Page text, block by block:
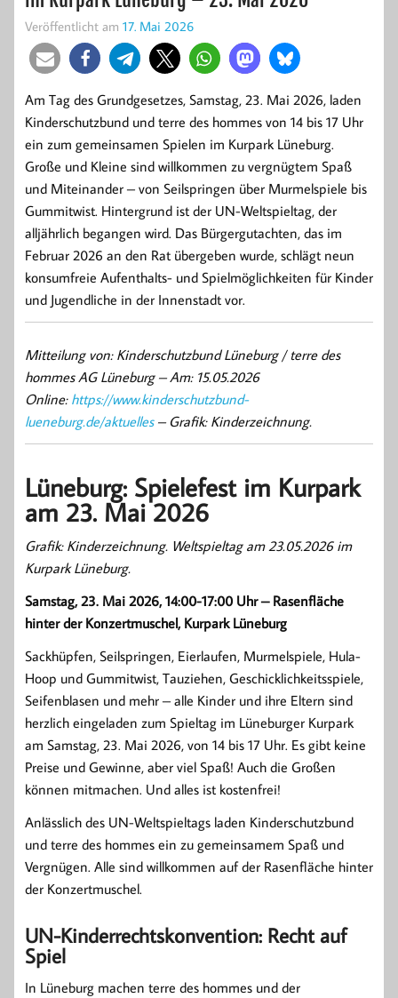
Veröffentlicht am 17. Mai 2026
Am Tag des Grundgesetzes, Samstag, 23. Mai 2026, laden
Kinderschutzbund und terre des hommes von 14 bis 17 Uhr
ein zum gemeinsamen Spielen im Kurpark Lüneburg.
Große und Kleine sind willkommen zu vergnügtem Spaß
und Miteinander – von Seilspringen über Murmelspiele bis
Gummitwist. Hintergrund ist der UN-Weltspieltag, der
alljährlich begangen wird. Das Bürgergutachten, das im
Februar 2026 an den Rat übergeben wurde, schlägt neun
konsumfreie Aufenthalts- und Spielmöglichkeiten für Kinder
und Jugendliche in der Innenstadt vor.
Mitteilung von: Kinderschutzbund Lüneburg / terre des
hommes AG Lüneburg –Am: 15.05.2026
Online: https://www.kinderschutzbund-
lueneburg.de/aktuelles– Grafik: Kinderzeichnung.
Lüneburg: Spielefest im Kurpark
am 23. Mai 2026
Grafik: Kinderzeichnung. Weltspieltag am 23.05.2026 im
Kurpark Lüneburg.
Samstag, 23. Mai 2026, 14:00-17:00 Uhr – Rasenfläche
hinter der Konzertmuschel, Kurpark Lüneburg
Sackhüpfen, Seilspringen, Eierlaufen, Murmelspiele, Hula-
Hoop und Gummitwist, Tauziehen, Geschicklichkeitsspiele,
Seifenblasen und mehr – alle Kinder und ihre Eltern sind
herzlich eingeladen zum Spieltag im Lüneburger Kurpark
am Samstag, 23. Mai 2026, von 14 bis 17 Uhr. Es gibt keine
Preise und Gewinne, aber viel Spaß! Auch die Großen
können mitmachen. Und alles ist kostenfrei!
Anlässlich des UN-Weltspieltags laden Kinderschutzbund
und terre des hommes ein zu gemeinsamem Spaß und
Vergnügen. Alle sind willkommen auf der Rasenfläche hinter
der Konzertmuschel.
UN-Kinderrechtskonvention: Recht auf
Spiel
In Lüneburg machen terre des hommes und der